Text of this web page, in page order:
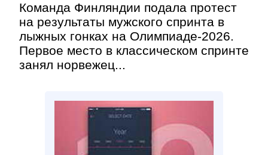
Команда Финляндии подала протест
на результаты мужского спринта в
лыжных гонках на Олимпиаде-2026.
Первое место в классическом спринте
занял норвежец...